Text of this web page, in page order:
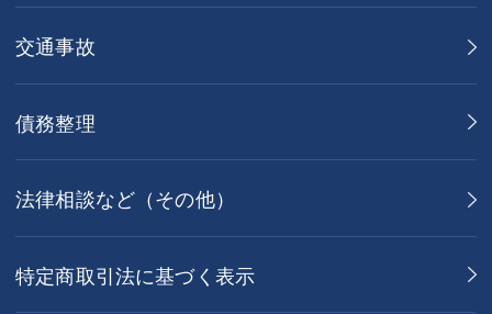
交通事故
債務整理
法律相談など（その他）
特定商取引法に基づく表示